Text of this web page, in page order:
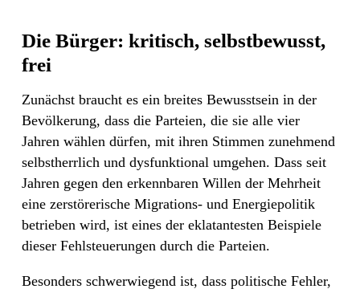
Die Bürger: kritisch, selbstbewusst,
frei
Zunächst braucht es ein breites Bewusstsein in der
Bevölkerung, dass die Parteien, die sie alle vier
Jahren wählen dürfen, mit ihren Stimmen zunehmend
selbstherrlich und dysfunktional umgehen. Dass seit
Jahren gegen den erkennbaren Willen der Mehrheit
eine zerstörerische Migrations- und Energiepolitik
betrieben wird, ist eines der eklatantesten Beispiele
dieser Fehlsteuerungen durch die Parteien.
Besonders schwerwiegend ist, dass politische Fehler,